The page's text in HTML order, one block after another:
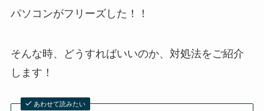
パソコンがフリーズした！！
そんな時、どうすればいいのか、対処法をご紹介
します！
あわせて読みたい